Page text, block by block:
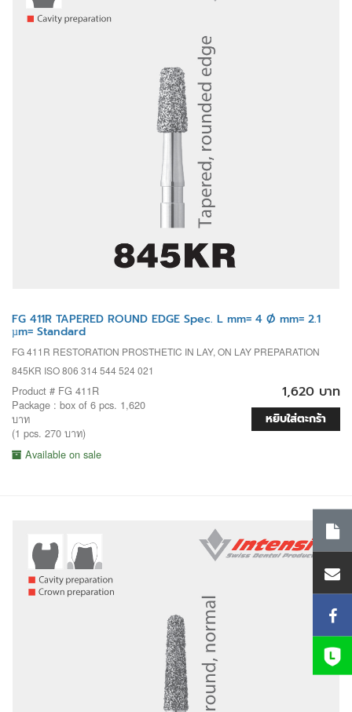
FG 411R TAPERED ROUND EDGE Spec. L mm= 4 Ø mm= 2.1
µm= Standard
FG 411R RESTORATION PROSTHETIC IN LAY, ON LAY PREPARATION
845KR ISO 806 314 544 524 021
Product # FG 411R
Package : box of 6 pcs. 1,620
บาท
(1 pcs. 270 บาท)
Available on sale
1,620 บาท
หยิบใส่ตะกร้า